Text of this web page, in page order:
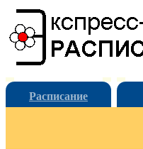
Расписание